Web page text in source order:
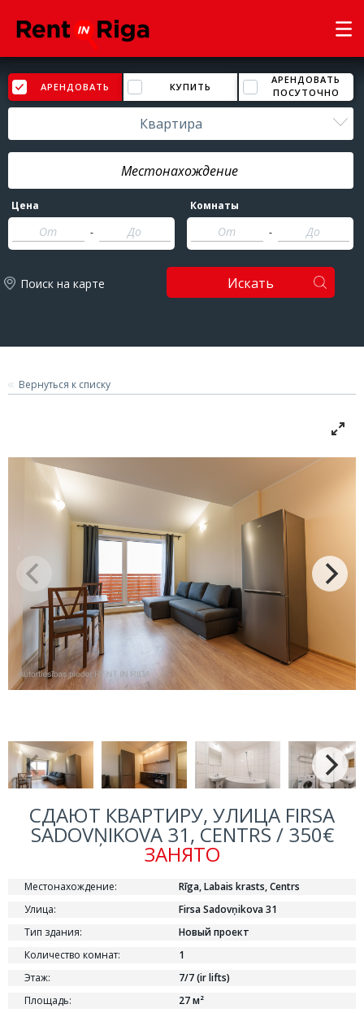
АРЕНДОВАТЬ КУПИТЬ
АРЕНДОВАТЬ
ПОСУТОЧНО
Квартира
Цена
-
Комнаты
-
Поиск на карте Искать
Вернуться к списку
СДАЮТ КВАРТИРУ, УЛИЦА FIRSA
SADOVŅIKOVA 31, CENTRS / 350€
ЗАНЯТО
Местонахождение:
Rīga, Labais krasts, Centrs
Улица:
Firsa Sadovņikova 31
Тип здания:
Новый проект
Количество комнат:
1
Этаж:
7/7 (ir lifts)
Площадь:
27 м²